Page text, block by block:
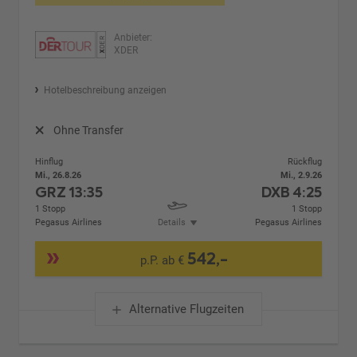
Anbieter:
XDER
Hotelbeschreibung anzeigen
Ohne Transfer
Hinflug
Mi., 26.8.26
GRZ13:35
1 Stopp
Pegasus Airlines
Details
Rückflug
Mi., 2.9.26
DXB 4:25
1 Stopp
Pegasus Airlines
p.P. ab € 542,-
Alternative Flugzeiten